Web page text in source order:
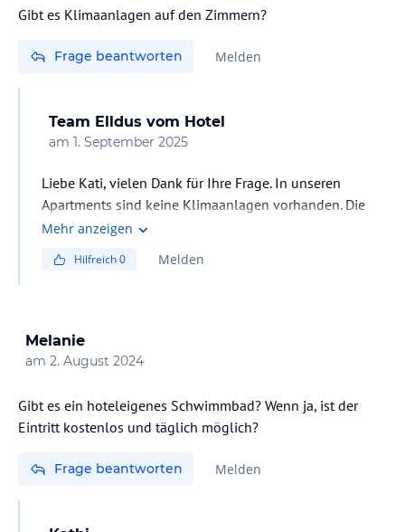
Gibt es Klimaanlagen auf den Zimmern?
Frage beantworten Melden
Team Elldus vom Hotel
am 1. September 2025
Liebe Kati, vielen Dank für Ihre Frage. In unseren
Apartments sind keine Klimaanlagen vorhanden. Die
Raumtemperatur lässt sich über ein digitales
Zimmer verfügen über große Fenster, die für Frischluft
Luftzirkulation. Herzliche Grüße aus dem Elldus Resort.
Mehr anzeigen
Hilfreich0 Melden
Melanie
am 2. August 2024
Gibt es ein hoteleigenes Schwimmbad? Wenn ja, ist der
Eintritt kostenlos und täglich möglich?
Frage beantworten Melden